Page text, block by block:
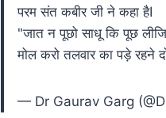
परम संत कबीर जी ने कहा हैI
"जात न पूछो साधू कि पूछ
मोल करो तलवार का पड़े रहने
— Dr Gaurav Garg